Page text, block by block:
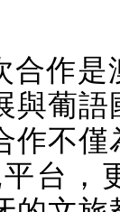
合作是
與葡語
作不僅
台，